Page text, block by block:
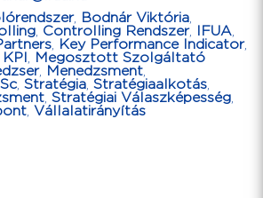
, Bodnár Viktória,
, Controlling Rendszer, IFUA,
, Key Performance Indicator,
KPI , Megosztott Szolgáltató
, Menedzsment,
, Stratégia, Stratégiaalkotás,
, Stratégiai Válaszképesség,
, Vállalatirányítás